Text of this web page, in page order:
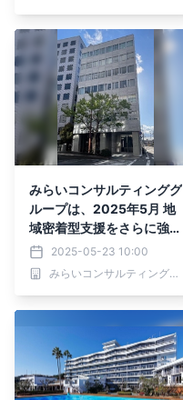
みらいコンサルティンググ
ループは、2025年5月 地
域密着型支援をさらに強化
するため、和歌山支社を開
設
2025-05-23 10:00
みらいコンサルティンググループ